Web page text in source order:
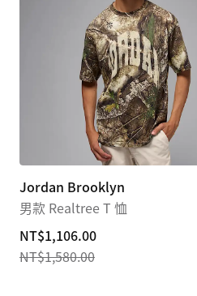
Jordan Brooklyn
男款 Realtree T 恤
current
price
NT$1,106.00
NT$1,580.00